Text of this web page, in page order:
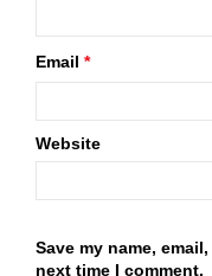
Email *
Website
Save my name,
next time I comment.